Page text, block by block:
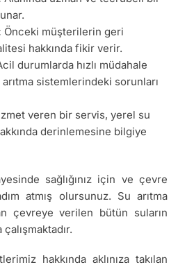
Önceki müşterilerin geri
hakkında fikir verir.
durumlarda hızlı müdahale
sistemlerindeki sorunları
veren bir servis, yerel su
derinlemesine bilgiye
sağlığınız için ve çevre
atmış olursunuz. Su arıtma
çevreye verilen bütün suların
hakkında aklınıza takılan